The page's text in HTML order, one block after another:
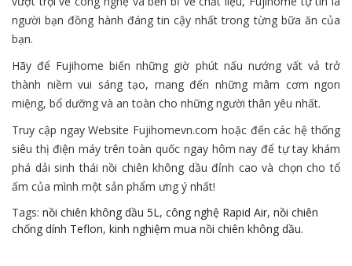
người bạn đồng hành đáng tin cậy nhất trong từng bữa ăn của
bạn.
Hãy để Fujihome biến những giờ phút nấu nướng vất vả trở
thành niềm vui sáng tạo, mang đến những mâm cơm ngon
miệng, bổ dưỡng và an toàn cho những người thân yêu nhất.
Truy cập ngay Website Fujihomevn.com hoặc đến các hệ thống
siêu thị điện máy trên toàn quốc ngay hôm nay để tự tay khám
phá dải sinh thái nồi chiên không dầu đỉnh cao và chọn cho tổ
ấm của mình một sản phẩm ưng ý nhất!
Tags: nồi chiên không dầu 5L , công nghệ Rapid Air, nồi chiên
chống dính Teflon, kinh nghiệm mua nồi chiên không dầu.